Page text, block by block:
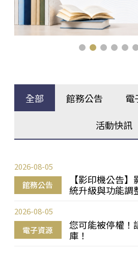
全部 館務公告 電
活動快訊
館務公告
【影印機公告
統升級與功能調
2026-08-05
電子資源
您可能被停權！
庫！
2026-08-05